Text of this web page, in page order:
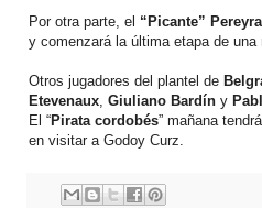
Por otra parte, el “Picante” Pereyra
y comenzará la última etapa de
Otros jugadores del plantel de
Etevenaux Giuliano Bardín y
El “Pirata cordobés” mañana
en visitar a Godoy Curz.